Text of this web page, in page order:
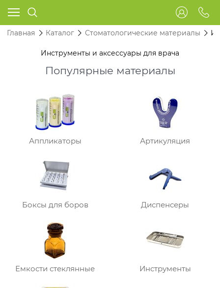
Главная Каталог Стоматологические материалы
Инструменты и аксессуары для врача
Популярные материалы
Аппликаторы Артикуляция
Боксы для боров Диспенсеры
Емкости стеклянные Инструменты